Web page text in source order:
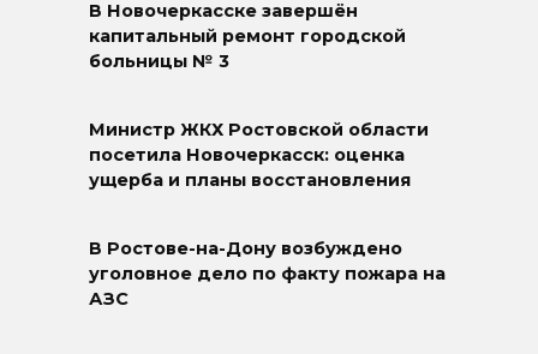
В Новочеркасске завершён
капитальный ремонт городской
больницы № 3
Министр ЖКХ Ростовской области
посетила Новочеркасск: оценка
ущерба и планы восстановления
В Ростове-на-Дону возбуждено
уголовное дело по факту пожара на
АЗС